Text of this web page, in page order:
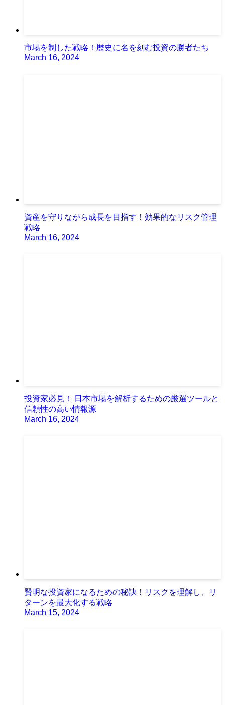
市場を制した戦略！歴史に名を刻む投資の勝者たち
March 16, 2024
資産を守りながら成長を目指す！効果的なリスク管理
戦略
March 16, 2024
投資家必見！ 日本市場を解析するための厳選ツールと
信頼性の高い情報源
March 16, 2024
賢明な投資家になるための秘訣！リスクを理解し、リ
ターンを最大化する戦略
March 15, 2024